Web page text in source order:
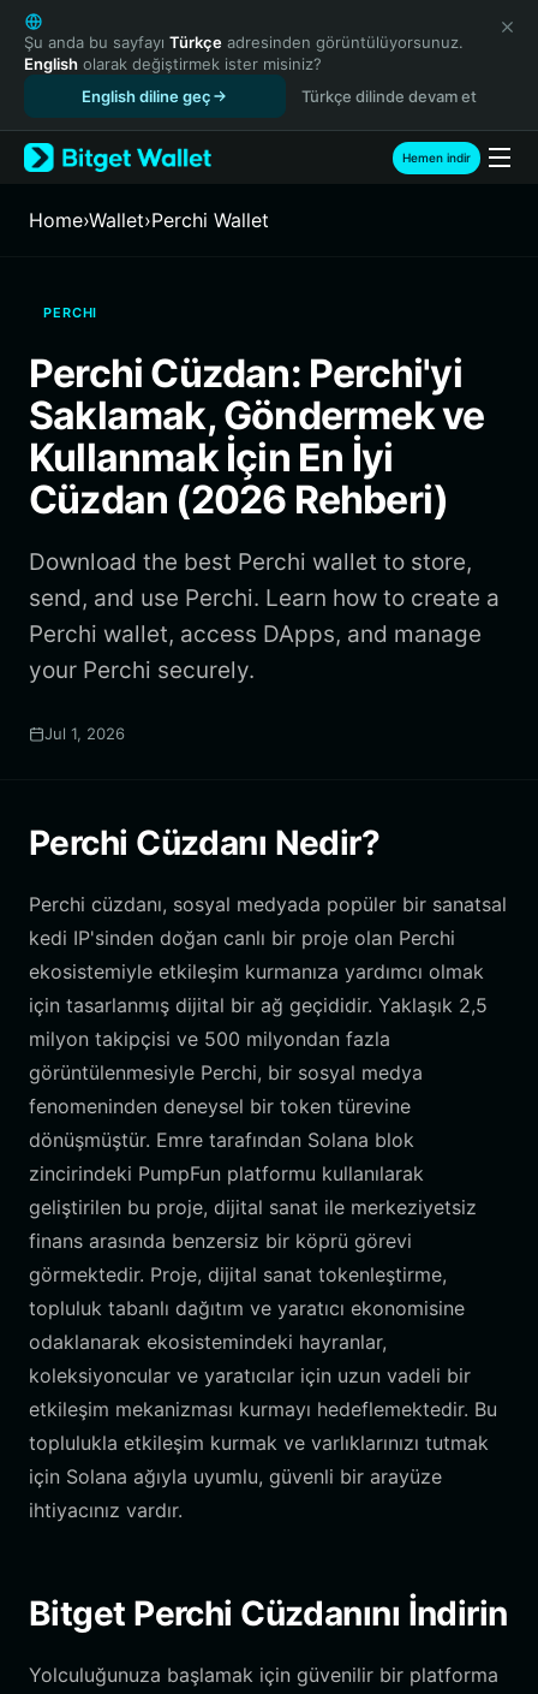
English
日本語
Tiếng Việt
Español (Latinoamérica)
Türkçe
Français
繁體中文
Bahasa Indonesia
ภาษาไทย
हिन्दी
Español
Português (Brasil)
Şu anda bu sayfayı Türkçe adresinden görüntülüyorsunuz.
English olarak değiştirmek ister misiniz?
English diline geç
Türkçe dilinde devam et
Hemen indir
Home›Wallet›Perchi Wallet
PERCHI
Perchi Cüzdan: Perchi'yi
Saklamak, Göndermek ve
Kullanmak İçin En İyi
Cüzdan (2026 Rehberi)
Download the best Perchi wallet to store,
send, and use Perchi. Learn how to create a
Perchi wallet, access DApps, and manage
your Perchi securely.
Jul 1, 2026
Perchi Cüzdanı Nedir?
Perchi cüzdanı, sosyal medyada popüler bir sanatsal
kedi IP'sinden doğan canlı bir proje olan Perchi
ekosistemiyle etkileşim kurmanıza yardımcı olmak
için tasarlanmış dijital bir ağ geçididir. Yaklaşık 2,5
milyon takipçisi ve 500 milyondan fazla
görüntülenmesiyle Perchi, bir sosyal medya
fenomeninden deneysel bir token türevine
dönüşmüştür. Emre tarafından Solana blok
zincirindeki PumpFun platformu kullanılarak
geliştirilen bu proje, dijital sanat ile merkeziyetsiz
finans arasında benzersiz bir köprü görevi
görmektedir. Proje, dijital sanat tokenleştirme,
topluluk tabanlı dağıtım ve yaratıcı ekonomisine
odaklanarak ekosistemindeki hayranlar,
koleksiyoncular ve yaratıcılar için uzun vadeli bir
etkileşim mekanizması kurmayı hedeflemektedir. Bu
toplulukla etkileşim kurmak ve varlıklarınızı tutmak
için Solana ağıyla uyumlu, güvenli bir arayüze
ihtiyacınız vardır.
Bitget Perchi Cüzdanını İndirin
Yolculuğunuza başlamak için güvenilir bir platforma